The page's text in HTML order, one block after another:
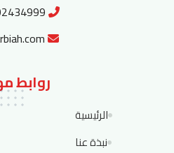
روابط
الرئيسية
نبذة عنا